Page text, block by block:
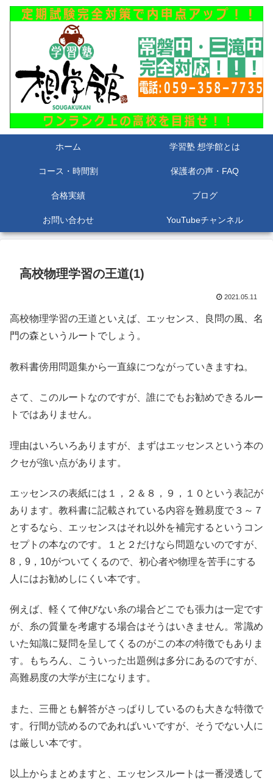
ホーム 学習塾 想学館とは
コース・時間割 保護者の声・FAQ
合格実績 ブログ
お問い合わせ YouTubeチャンネル
高校物理学習の王道(1)
2021.05.11
高校物理学習の王道といえば、エッセンス、良問の風、名
門の森というルートでしょう。
教科書傍用問題集から一直線につながっていきますね。
さて、このルートなのですが、誰にでもお勧めできるルー
トではありません。
理由はいろいろありますが、まずはエッセンスという本の
クセが強い点があります。
エッセンスの表紙には１，２＆８，９，１０という表記が
あります。教科書に記載されている内容を難易度で３～７
とするなら、エッセンスはそれ以外を補完するというコン
セプトの本なのです。１と２だけなら問題ないのですが、
8，9，10がついてくるので、初心者や物理を苦手にする
人にはお勧めしにくい本です。
例えば、軽くて伸びない糸の場合どこでも張力は一定です
が、糸の質量を考慮する場合はそうはいきません。常識め
いた知識に疑問を呈してくるのがこの本の特徴でもありま
す。もちろん、こういった出題例は多分にあるのですが、
高難易度の大学が主になります。
また、三冊とも解答がさっぱりしているのも大きな特徴で
す。行間が読めるのであればいいですが、そうでない人に
は厳しい本です。
以上からまとめますと、エッセンスルートは一番浸透して